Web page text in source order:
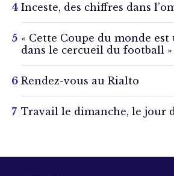
Inceste, des chiffres dans
« Cette Coupe du monde
dans le cercueil du football »
Rendez-vous au Rialto
Travail le dimanche, le jour